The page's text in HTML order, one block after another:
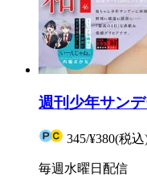
週刊少年サン
345/¥380(税込
毎週水曜日配信